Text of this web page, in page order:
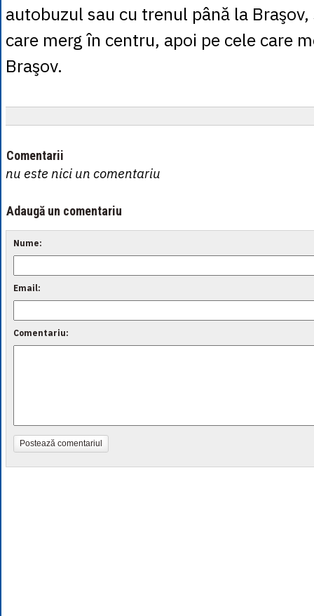
autobuzul sau cu trenul până la
care merg în centru, apoi pe cele care
Braşov.
Comentarii
nu este nici un comentariu
Adaugă un comentariu
Nume:
Email:
Comentariu:
Postează comentariul